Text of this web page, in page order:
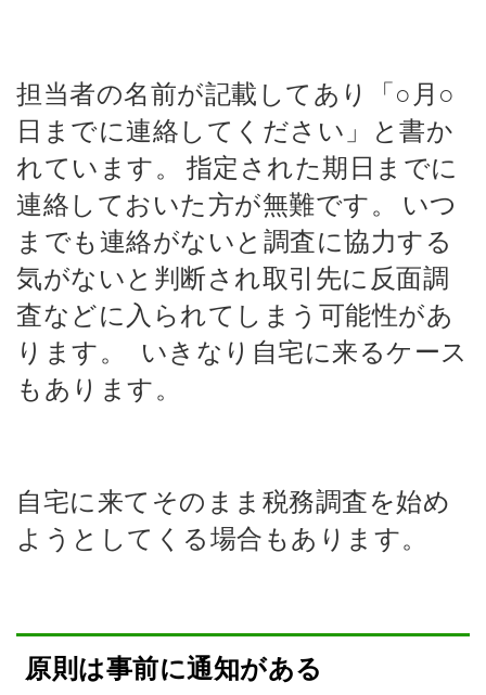
担当者の名前が記載してあり「○月○
日までに連絡してください」と書か
れています。 指定された期日までに
連絡しておいた方が無難です。
いつ
までも連絡がないと調査に協力する
気がないと判断され取引先に反面調
査などに入られてしまう可能性があ
ります。
いきなり自宅に来るケース
もあります。
自宅に来てそのまま税務調査を始め
ようとしてくる場合もあります。
原則は事前に通知がある